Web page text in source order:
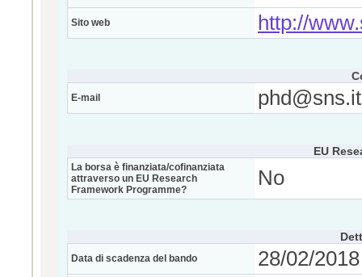
Sito web http://
E-mail phd@sns.it
EU
La borsa è finanziata/cofinanziata
attraverso un EU Research
Framework Programme?
No
Data di scadenza del bando 28/02/